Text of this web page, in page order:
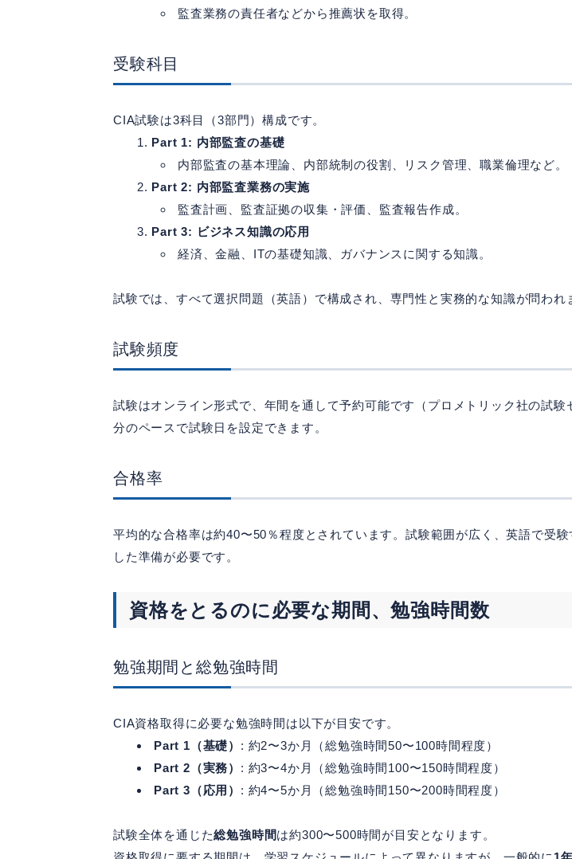
監査業務の責任者などから推薦状を取得。
受験科目
CIA試験は3科目（3部門）構成です。
Part 1: 内部監査の基礎
内部監査の基本理論、内部統制の役割、リスク管理、職業倫理など。
Part 2: 内部監査業務の実施
監査計画、監査証拠の収集・評価、監査報告作成。
Part 3: ビジネス知識の応用
経済、金融、ITの基礎知識、ガバナンスに関する知識。
試験では、すべて選択問題（英語）で構成され、専門性と実務的な知識が問われ
試験頻度
試験はオンライン形式で、年間を通して予約可能です（プロメトリック社の試験
分のペースで試験日を設定できます。
合格率
平均的な合格率は約40〜50％程度とされています。試験範囲が広く、英語で受
した準備が必要です。
資格をとるのに必要な期間、勉強時間数
勉強期間と総勉強時間
CIA資格取得に必要な勉強時間は以下が目安です。
Part 1（基礎） : 約2〜3か月（総勉強時間50〜100時間程度）
Part 2（実務） : 約3〜4か月（総勉強時間100〜150時間程度）
Part 3（応用） : 約4〜5か月（総勉強時間150〜200時間程度）
試験全体を通じた総勉強時間は約300〜500時間が目安となります。